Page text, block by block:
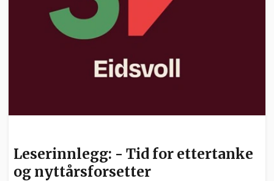
Leserinnlegg: - Tid for ettertanke
og nyttårsforsetter